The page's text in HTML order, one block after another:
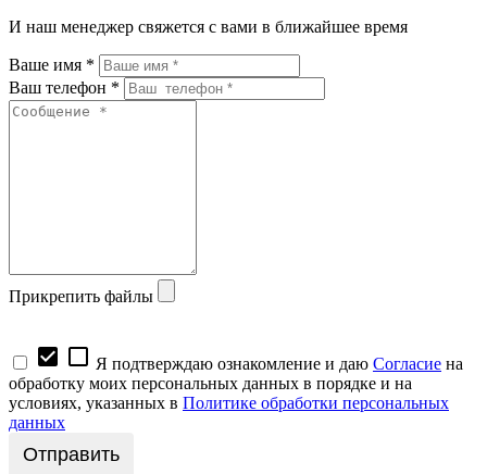
И наш менеджер свяжется с вами в ближайшее время
Ваше имя *
Ваш телефон *
Прикрепить файлы
check_box check_box_outline_blank Я подтверждаю ознакомление и даю Согласие на
обработку моих персональных данных в порядке и на
условиях, указанных в Политике обработки персональных
данных